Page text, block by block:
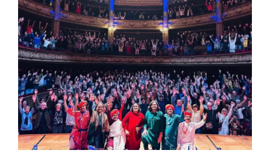
16 concerts scolaires, 3 tout public, 3620 ...
10 0